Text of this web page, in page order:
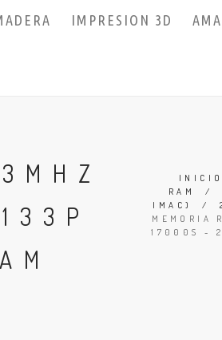
IMPRESION 3D
INICIO
RAM
IMAC)
/
MEMORIA
17000S -